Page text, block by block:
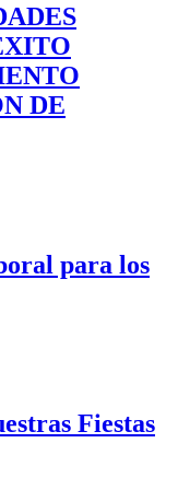
DE
para los
Fiestas